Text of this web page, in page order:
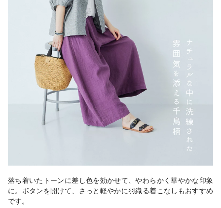
落ち着いたトーンに差し色を効かせて、やわらかく華やかな印象
に。ボタンを開けて、さっと軽やかに羽織る着こなしもおすすめ
です。